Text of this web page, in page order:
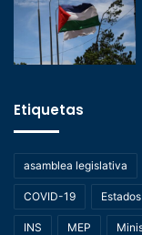
Etiquetas
asamblea legislativa
COVID-19
INS MEP